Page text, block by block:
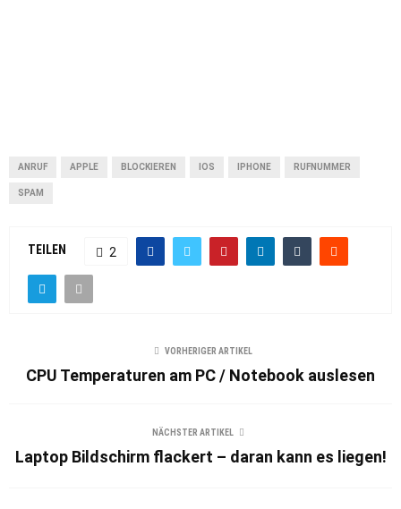
ANRUF APPLE BLOCKIEREN IOS IPHONE RUFNUMMER
SPAM
TEILEN 2
VORHERIGER ARTIKEL
CPU Temperaturen am PC / Notebook auslesen
NÄCHSTER ARTIKEL
Laptop Bildschirm flackert – daran kann es liegen!